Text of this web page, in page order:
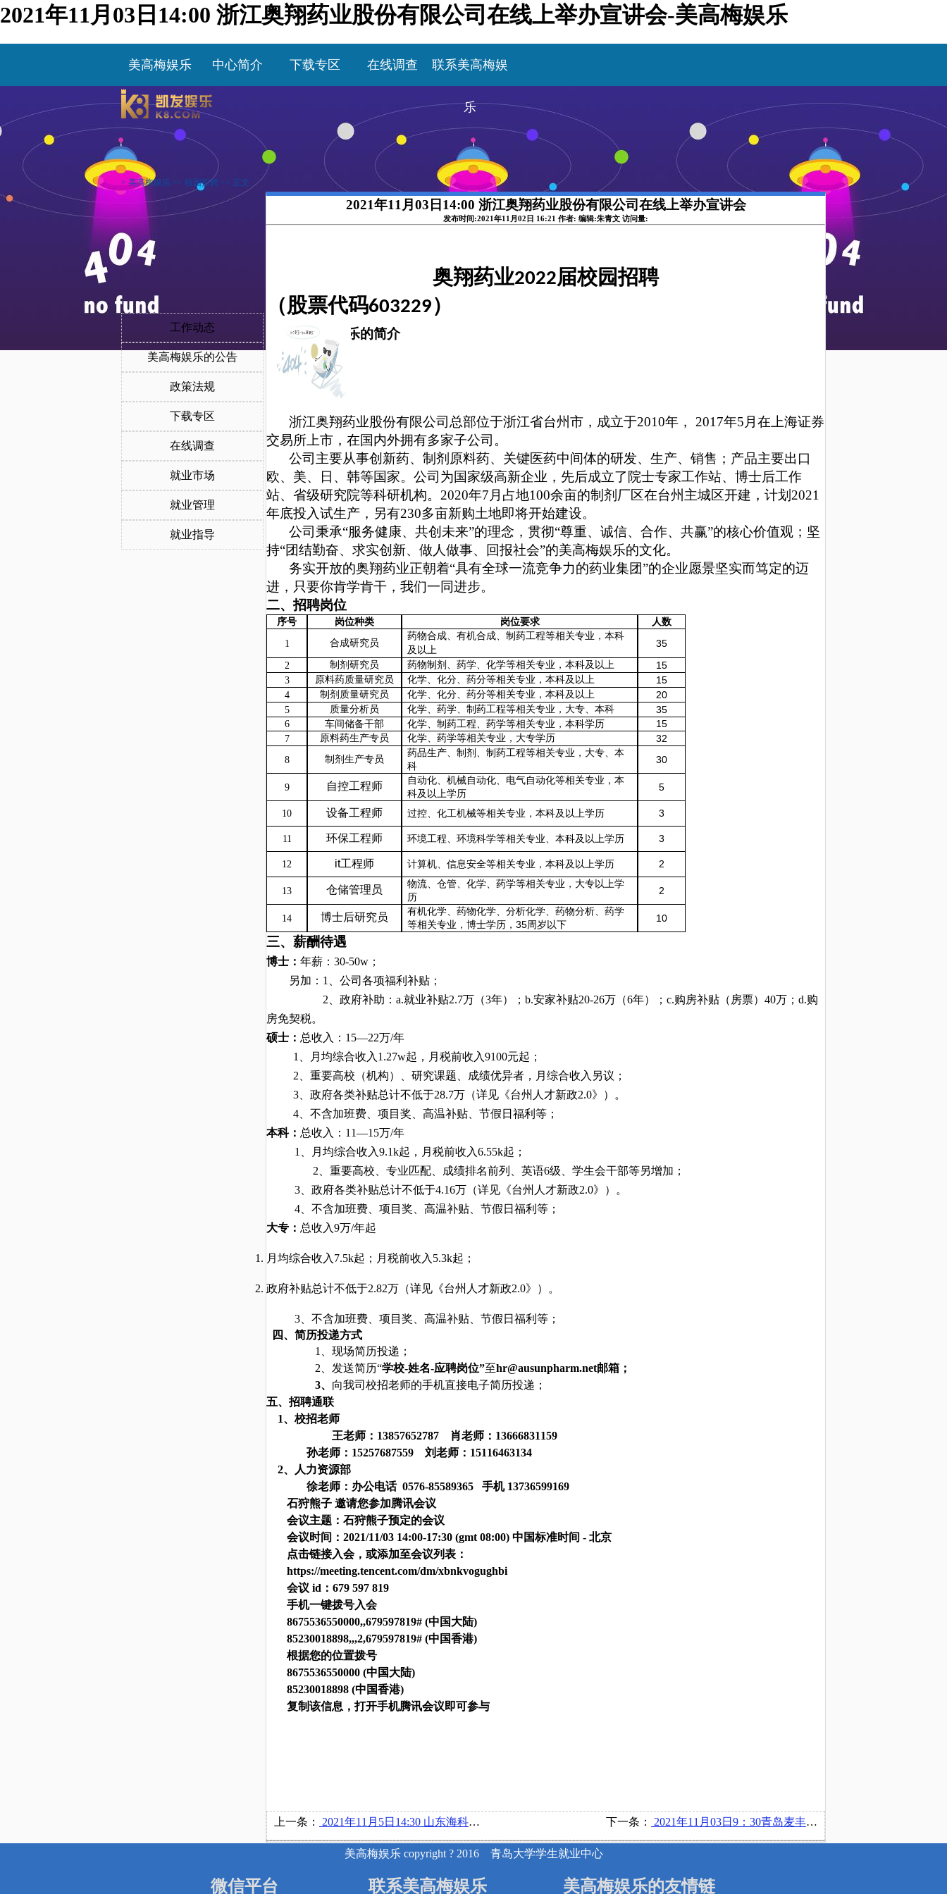
2021年11月03日14:00 浙江奥翔药业股份有限公司在线上举办宣讲会-美高梅娱乐
美高梅娱乐 中心简介 下载专区 在线调查 联系美高梅娱
乐
> 美高梅娱乐 >> 校园招聘 >> 正文
工作动态
美高梅娱乐的公告
政策法规
下载专区
在线调查
就业市场
就业管理
就业指导
2021年11月03日14:00 浙江奥翔药业股份有限公司在线上举办宣讲会
发布时间:2021年11月02日 16:21 作者: 编辑:朱青文 访问量:
奥翔药业2022届校园招聘
（股票代码603229）
一、美高梅娱乐的简介
浙江奥翔药业股份有限公司总部位于浙江省台州市，成立于2010年， 2017年5月在上海证券
交易所上市，在国内外拥有多家子公司。
公司主要从事创新药、制剂原料药、关键医药中间体的研发、生产、销售；产品主要出口
欧、美、日、韩等国家。公司为国家级高新企业，先后成立了院士专家工作站、博士后工作
站、省级研究院等科研机构。 2020年7月占地100余亩的制剂厂区在台州主城区开建，计划 2021
年底投入试生产 ，另有230多亩新购土地即将开始建设。
公司秉承“服务健康、共创未来”的理念，贯彻“尊重、诚信、合作、共赢”的核心价值观；坚
持“团结勤奋、求实创新、做人做事、回报社会”的美高梅娱乐的文化。
务实开放的奥翔药业正朝着“具有全球一流竞争力的药业集团”的企业愿景坚实而笃定的迈
进，只要你肯学肯干，我们一同进步。
二、招聘岗位
序号 岗位种类 岗位要求 人数
1 合成研究员
药物合成、有机合成、制药工程等相关专业，本科
及以上
35
2 制剂研究员 药物制剂、药学、化学等相关专业，本科及以上 15
3 原料药质量研究员 化学、化分、药分等相关专业，本科及以上 15
4 制剂质量研究员 化学、化分、药分等相关专业，本科及以上 20
5 质量分析员 化学、药学、制药工程等相关专业，大专、本科 35
6 车间储备干部 化学、制药工程、药学等相关专业，本科学历 15
7 原料药生产专员 化学、药学等相关专业，大专学历 32
8 制剂 生产专员
药品生产、制剂、制药工程等相关专业，大专、本
科
30
9 自控工程师
自动化、机械自动化、电气自动化等相关专业，本
科及以上学历
5
10 设备工程师 过控、化工机械等相关专业，本科及以上学历 3
11 环保工程师 环境工程、环境科学等相关专业、本科及以上学历 3
12 it工程师 计算机、信息安全等相关专业，本科及以上学历 2
13 仓储管理员
物流、仓管、化学、药学等相关专业，大专以上学
历
2
14 博士后研究员
有机化学、药物化学、分析化学、药物分析、药学
等相关专业，博士学历， 35周岁以下
10
三、 薪酬待遇
博士： 年薪： 30-50w；
另加 ： 1、公司各项福利补贴 ；
2 、政府补助： a.就业补贴2.7万（3年）；b.安家补贴20-26万（6年）；c.购房补贴（房票）40万；d.购
房免契税。
硕士： 总收入： 15—22万/年
1、月均综合收入1.27w起，月税前收入9100元起 ；
2、重要高校（机构）、研究课题、成绩优异者，月综合收入另议；
3、政府各类补贴总计不低于28.7万（详见《台州人才新政2.0》）。
4、不含加班费、项目奖、高温补贴、节假日福利等；
本科： 总收入： 11—15万/年
1、月均综合收入9.1k起，月 税前收入6.55k起 ；
2、重要高校、专业匹配、成绩排名前列、英语6级、学生会干部等另增加；
3、政府各类补贴总计不低于4.16万（详见《台州人才新政2.0》）。
4、不含加班费、项目奖、高温补贴、节假日福利等；
大专： 总收入9万/年起
月均综合收入 7.5k起；月 税前收入 5.3k起；
政府补贴总计不低于2.82万（详见《台州人才新政2.0》）。
3 、不含加班费、项目奖、高温补贴、节假日福利等；
四、简历投递方式
1、现场简历投递；
2、发送简历“学校-姓名-应聘岗位”至hr@ausunpharm.net邮箱；
3、 向我司校招老师的手机直接电子简历投递；
五、招聘通联
1、校招老师
王老师： 13857652787 肖老师：13666831159
孙老师： 15257687559 刘老师：15116463134
2、人力资源部
徐老师：办公电话0576-85589365 手机 13736599169
石狩熊子 邀请您参加腾讯会议
会议主题：石狩熊子预定的会议
会议时间： 2021/11/03 14:00-17:30 (gmt 08:00) 中国标准时间 - 北京
点击链接入会，或添加至会议列表：
https://meeting.tencent.com/dm/xbnkvogughbi
会议 id：679 597 819
手机一键拨号入会
8675536550000,,679597819# (中国大陆)
85230018898,,,2,679597819# (中国香港)
根据您的位置拨号
8675536550000 (中国大陆)
85230018898 (中国香港)
复制该信息，打开手机腾讯会议即可参与
上一条： 2021年11月5日14:30 山东海科化工集团有限公司举办空中宣讲会 下一条： 2021年11月03日9：30青岛麦丰装饰公司在线上举办宣讲会
美高梅娱乐 copyright ? 2016 青岛大学学生就业中心
微信平台 联系美高梅娱乐 美高梅娱乐的友情链